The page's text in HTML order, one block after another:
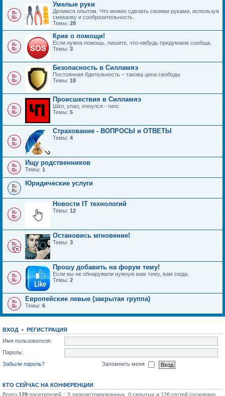
Умелые руки
Делимся опытом. Что можно сделать своими руками, используя
смекалку и сообразительность.
Темы: 28
Крик о помощи!
Если нужна помощь, пишите, что-нибудь придумаем сообща.
Темы: 3
Безопасность в Силламяэ
Постоянная бдительность – такова цена свободы
Темы: 18
Происшествия в Силламяэ
Шёл, упал, очнулся - гипс
Темы: 5
Страхование - ВОПРОСЫ и ОТВЕТЫ
Темы: 4
Ищу родственников
Темы: 1
Юридические услуги
Новости IT технологий
Темы: 12
Остановись мгновение!
Темы: 3
Прошу добавить на форум тему!
Если вы не обнаружили нужную вам тему, вам сюда.
Темы: 2
Европейские левые (закрытая группа)
Темы: 6
ВХОД • РЕГИСТРАЦИЯ
Имя пользователя:
Пароль:
Забыли пароль?
Запомнить меня
КТО СЕЙЧАС НА КОНФЕРЕНЦИИ
Всего 129 посетителей :: 3 зарегистрированных, 0 скрытых и 126 гостей (основано